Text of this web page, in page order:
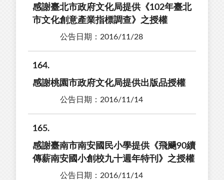
感謝臺北市政府文化局提供《102年臺北
市文化創意產業指標調查》之授權
公告日期：2016/11/28
164
感謝桃園市政府文化局提供出版品授權
公告日期：2016/11/14
165
感謝臺南市南安國民小學提供《飛颺90續
傳薪南安國小創校九十週年特刊》之授權
公告日期：2016/11/14